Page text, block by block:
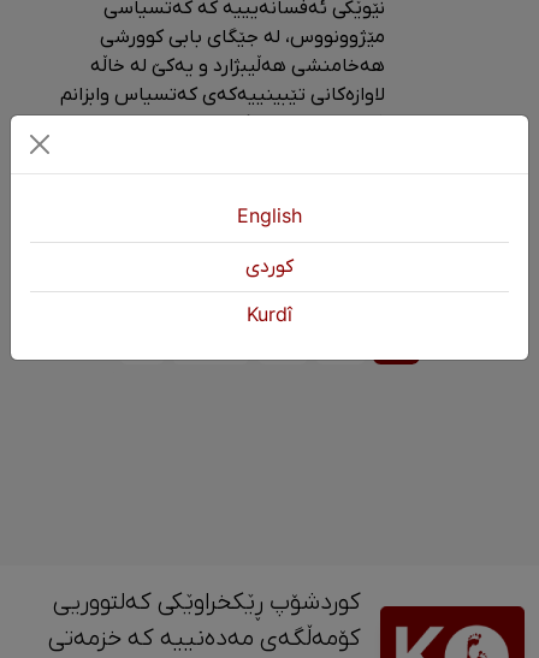
نێوێکی ئه‌فسانه‌یییه‌ که‌ که‌تسیاسی
مێژوونووس، له‌ جێگای بابی کوورشی
هه‌خامنشی هه‌ڵیبژارد و یه‌کێ له‌ خاڵه‌
لاوازه‌کانی تێبینییه‌که‌ی که‌تسیاس وابزانم
خه‌ڵک بیستوویه‌تی.)
ئاگر، ئاهێر، ئاور، ئایه‌ر، گڕ.
کوردشۆپ ڕێکخراوێکی کەلتووریی
کۆمەڵگەی مەدەنییە کە خزمەتی
English
كوردی
Kurdî